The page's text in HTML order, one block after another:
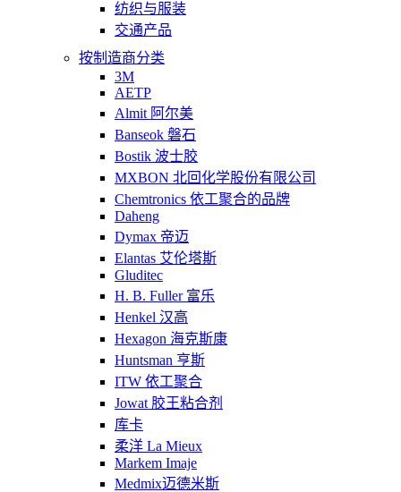
纺织与服装
交通产品
按制造商分类
3M
AETP
Almit 阿尔美
Banseok 磐石
Bostik 波士胶
MXBON 北回化学股份有限公司
Chemtronics 依工聚合的品牌
Daheng
Dymax 帝迈
Elantas 艾伦塔斯
Gluditec
H. B. Fuller 富乐
Henkel 汉高
Hexagon 海克斯康
Huntsman 亨斯
ITW 依工聚合
Jowat 胶王粘合剂
库卡
柔洋 La Mieux
Markem Imaje
Medmix迈德米斯